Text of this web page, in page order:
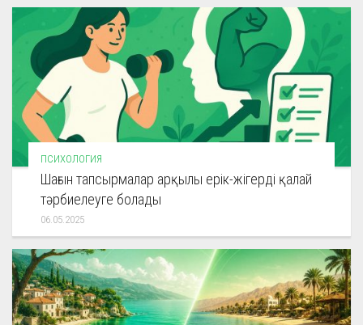
ПСИХОЛОГИЯ
Шағын тапсырмалар арқылы ерік-жігерді қалай
тәрбиелеуге болады
06.05.2025